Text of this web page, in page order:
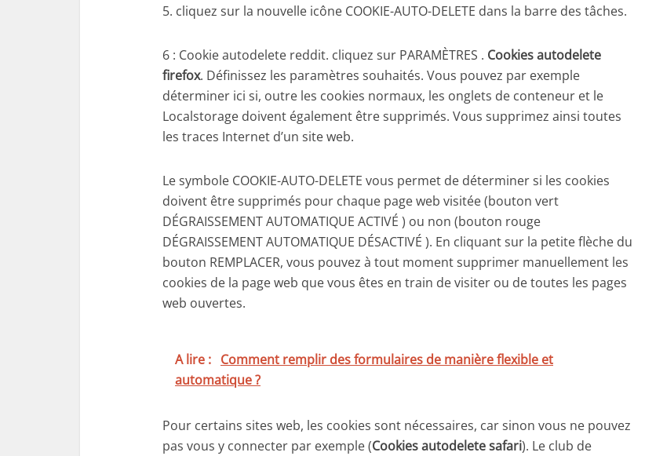
5. cliquez sur la nouvelle icône COOKIE-AUTO-DELETE dans la barre des tâches.
6 : Cookie autodelete reddit. cliquez sur PARAMÈTRES . Cookies autodelete
firefox. Définissez les paramètres souhaités. Vous pouvez par exemple
déterminer ici si, outre les cookies normaux, les onglets de conteneur et le
Localstorage doivent également être supprimés. Vous supprimez ainsi toutes
les traces Internet d’un site web.
Le symbole COOKIE-AUTO-DELETE vous permet de déterminer si les cookies
doivent être supprimés pour chaque page web visitée (bouton vert
DÉGRAISSEMENT AUTOMATIQUE ACTIVÉ ) ou non (bouton rouge
DÉGRAISSEMENT AUTOMATIQUE DÉSACTIVÉ ). En cliquant sur la petite flèche du
bouton REMPLACER, vous pouvez à tout moment supprimer manuellement les
cookies de la page web que vous êtes en train de visiter ou de toutes les pages
web ouvertes.
A lire : Comment remplir des formulaires de manière flexible et
automatique ?
Pour certains sites web, les cookies sont nécessaires, car sinon vous ne pouvez
pas vous y connecter par exemple (Cookies autodelete safari). Le club de